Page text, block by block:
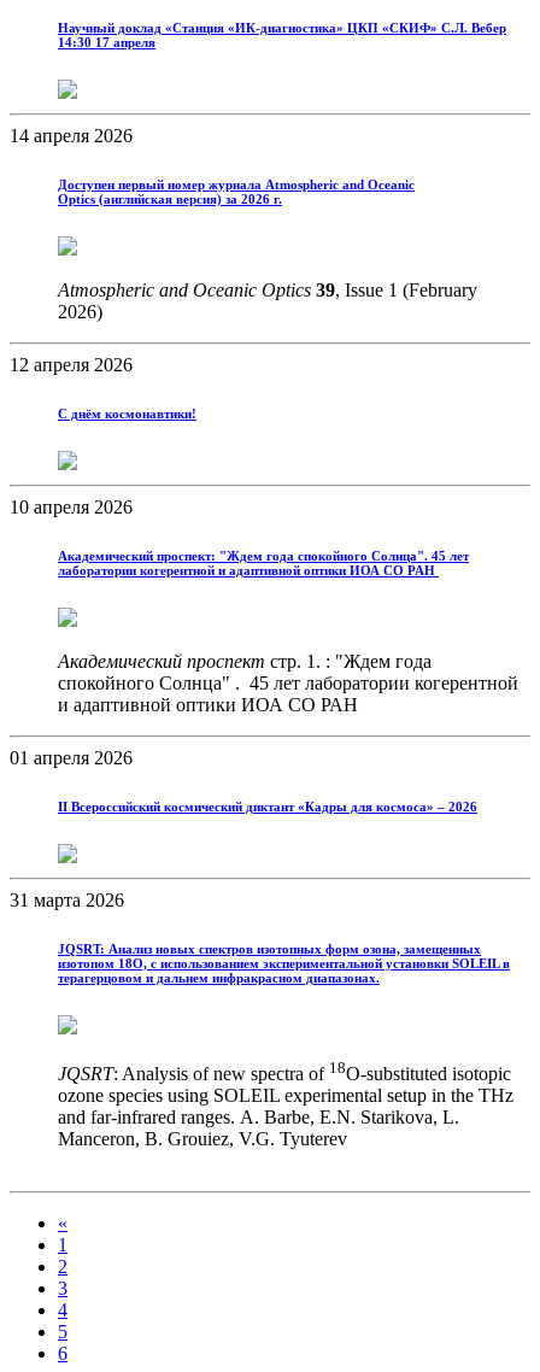
Научный доклад «Станция «ИК-диагностика» ЦКП «СКИФ» С.Л. Вебер
14:30 17 апреля
14 апреля 2026
Доступен первый номер журнала Atmospheric and Oceanic
Optics (английская версия) за 2026 г.
Atmospheric and Oceanic Optics 39, Issue 1 (February
2026)
12 апреля 2026
С днём космонавтики!
10 апреля 2026
Академический проспект: "Ждем года спокойного Солнца". 45 лет
лаборатории когерентной и адаптивной оптики ИОА СО РАН
Академический проспект стр. 1. : "Ждем года
спокойного Солнца" . 45 лет лаборатории когерентной
и адаптивной оптики ИОА СО РАН
01 апреля 2026
II Всероссийский космический диктант «Кадры для космоса» – 2026
31 марта 2026
JQSRT: Анализ новых спектров изотопных форм озона, замещенных
изотопом 18O, с использованием экспериментальной установки SOLEIL в
терагерцовом и дальнем инфракрасном диапазонах.
JQSRT: Analysis of new spectra of 18O-substituted isotopic
ozone species using SOLEIL experimental setup in the THz
and far-infrared ranges. A. Barbe, E.N. Starikova, L.
Manceron, B. Grouiez, V.G. Tyuterev
«
1
2
3
4
5
6